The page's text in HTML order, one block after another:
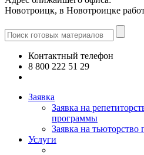
Новотроицк, в Новотроицке
Контактный телефон
8 800 222 51 29
Заявка
Заявка на
программы
Заявка на
Услуги